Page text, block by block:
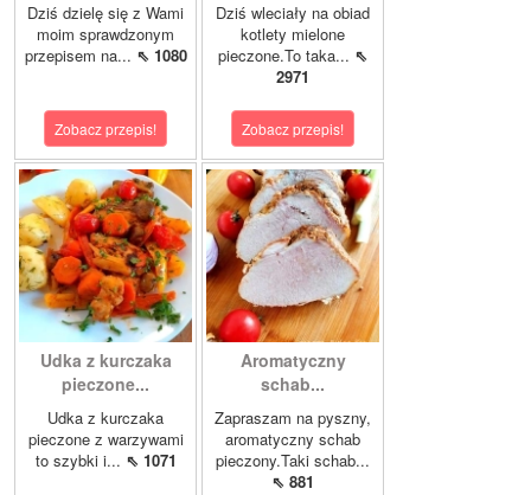
Dziś dzielę się z Wami
moim sprawdzonym
przepisem na... ⇖ 1080
Zobacz przepis!
Dziś wleciały na obiad
kotlety mielone
pieczone.To taka... ⇖
2971
Zobacz przepis!
Udka z kurczaka
pieczone...
Udka z kurczaka
pieczone z warzywami
to szybki i... ⇖ 1071
Aromatyczny
schab...
Zapraszam na pyszny,
aromatyczny schab
pieczony.Taki schab...
⇖ 881